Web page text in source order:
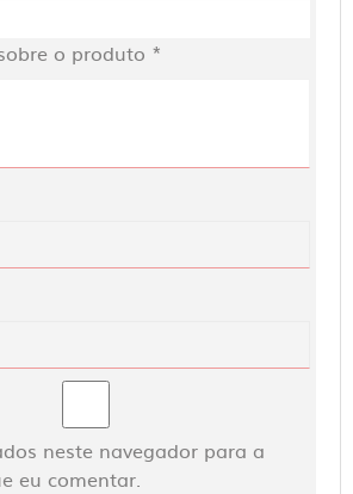
o produto *
neste navegador para a
eu comentar.